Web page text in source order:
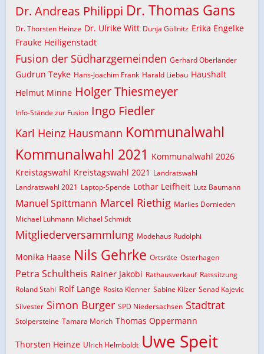
Dr. Andreas Philippi Dr. Thomas Gans
Dr. Thorsten Heinze Dr. Ulrike Witt Dunja Göllnitz Erika Engelke
Frauke Heiligenstadt
Fusion der Südharzgemeinden Gerhard Oberländer
Gudrun Teyke Hans-Joachim Frank Harald Liebau Haushalt
Helmut Minne Holger Thiesmeyer
Info-Stände zur Fusion Ingo Fiedler
Karl Heinz Hausmann Kommunalwahl
Kommunalwahl 2021 Kommunalwahl 2026
Kreistagswahl Kreistagswahl 2021 Landratswahl
Landratswahl 2021 Laptop-Spende Lothar Leifheit Lutz Baumann
Manuel Spittmann Marcel Riethig Marlies Dornieden
Michael Lühmann Michael Schmidt
Mitgliederversammlung Modehaus Rudolphi
Monika Haase Nils Gehrke Ortsräte Osterhagen
Petra Schultheis Rainer Jakobi Rathausverkauf Ratssitzung
Roland Stahl Rolf Lange Rosita Klenner Sabine Kilzer Senad Kajevic
Silvester Simon Burger SPD Niedersachsen Stadtrat
Stolpersteine Tamara Morich Thomas Oppermann
Thorsten Heinze Ulrich Helmboldt Uwe Speit